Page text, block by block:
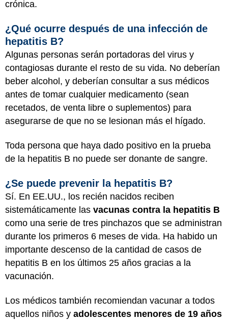
crónica.
¿Qué ocurre después de una infección de
hepatitis B?
Algunas personas serán portadoras del virus y
contagiosas durante el resto de su vida. No deberían
beber alcohol, y deberían consultar a sus médicos
antes de tomar cualquier medicamento (sean
recetados, de venta libre o suplementos) para
asegurarse de que no se lesionan más el hígado.
Toda persona que haya dado positivo en la prueba
de la hepatitis B no puede ser donante de sangre.
¿Se puede prevenir la hepatitis B?
Sí. En EE.UU., los recién nacidos reciben
sistemáticamente las vacunas contra la hepatitis B
como una serie de tres pinchazos que se administran
durante los primeros 6 meses de vida. Ha habido un
importante descenso de la cantidad de casos de
hepatitis B en los últimos 25 años gracias a la
vacunación.
Los médicos también recomiendan vacunar a todos
aquellos niños y adolescentes menores de 19 años